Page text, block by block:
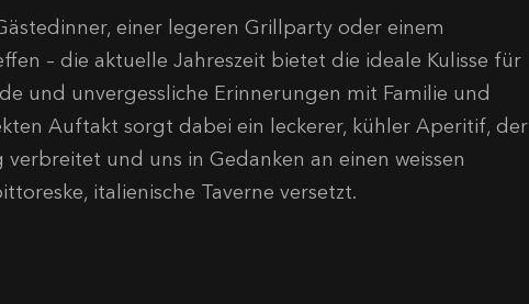
einer legeren Grillparty oder einem
– die aktuelle Jahreszeit bietet die ideale Kulisse für
und unvergessliche Erinnerungen mit Familie und
Auftakt sorgt dabei ein leckerer, kühler Aperitif, der
verbreitet und uns in Gedanken an einen weissen
italienische Taverne versetzt.